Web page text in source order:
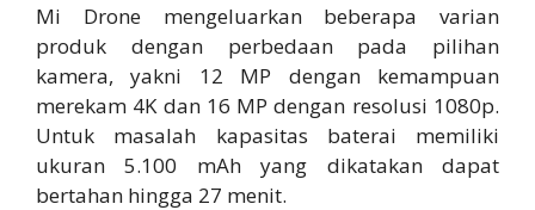
Mi Drone mengeluarkan beberapa varian
produk dengan perbedaan pada pilihan
kamera, yakni 12 MP dengan kemampuan
merekam 4K dan 16 MP dengan resolusi 1080p.
Untuk masalah kapasitas baterai memiliki
ukuran 5.100 mAh yang dikatakan dapat
bertahan hingga 27 menit.